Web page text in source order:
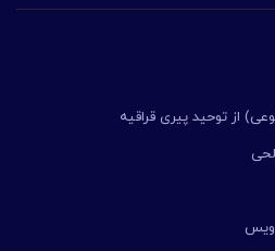
از توحید پیری قراقیه
ویس